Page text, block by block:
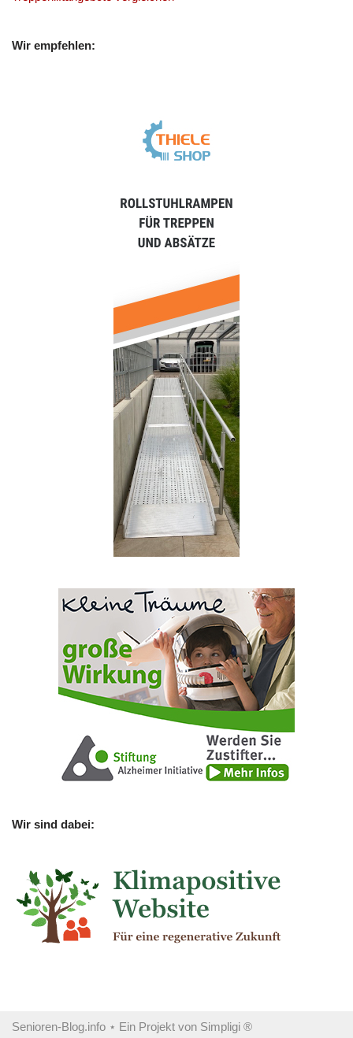
Wir empfehlen:
Wir sind dabei:
Senioren-Blog.info ⋆ Ein Projekt von Simpligi ®